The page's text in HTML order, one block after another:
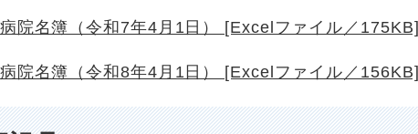
院名簿（令和7年4月1日） [Excelファイル／175KB]
院名簿（令和8年4月1日） [Excelファイル／156KB]